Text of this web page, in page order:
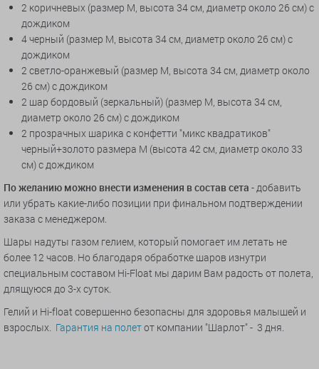
2 коричневых (размер М, высота 34 см, диаметр около 26 см) с
дождиком
4 черный (размер М, высота 34 см, диаметр около 26 см) с
дождиком
2 светло-оранжевый (размер М, высота 34 см, диаметр около
26 см) с дождиком
2 шар бордовый (зеркальный) (размер М, высота 34 см,
диаметр около 26 см) с дождиком
2 прозрачных шарика с конфетти "микс квадратиков"
черный+золото размера М (высота 42 см, диаметр около 33
см) с дождиком
По желанию можно внести изменения в состав сета - добавить
или убрать какие-либо позиции при финальном подтверждении
заказа с менеджером.
Шары надуты газом гелием, который помогает им летать не
более 12 часов. Но благодаря обработке шаров изнутри
специальным составом Hi-Float мы дарим Вам радость от полета,
длящуюся до 3-х суток.
Гелий и Hi-float совершенно безопасны для здоровья малышей и
взрослых. Гарантия на полетот компании "Шарлот" - 3 дня.